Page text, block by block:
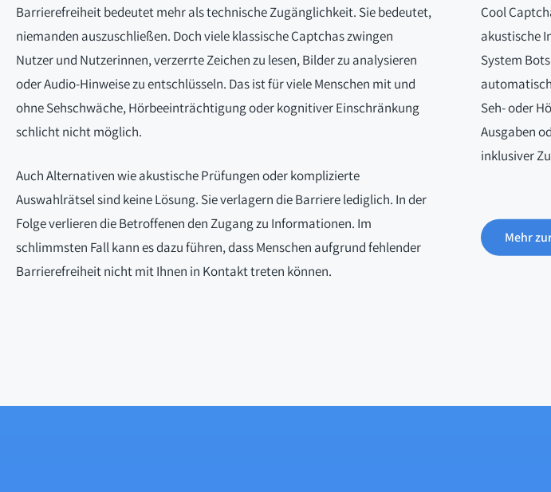
Barrierefreiheit bedeutet mehr als technische Zugänglichkeit. Sie bedeutet,
niemanden auszuschließen. Doch viele klassische Captchas zwingen
Nutzer und Nutzerinnen, verzerrte Zeichen zu lesen, Bilder zu analysieren
oder Audio-Hinweise zu entschlüsseln. Das ist für viele Menschen mit und
ohne Sehschwäche, Hörbeeinträchtigung oder kognitiver Einschränkung
schlicht nicht möglich.
Auch Alternativen wie akustische Prüfungen oder komplizierte
Auswahlrätsel sind keine Lösung. Sie verlagern die Barriere lediglich. In der
Folge verlieren die Betroffenen den Zugang zu Informationen. Im
schlimmsten Fall kann es dazu führen, dass Menschen aufgrund fehlender
Barrierefreiheit nicht mit Ihnen in Kontakt treten können.
Cool
akustische
System
Seh- oder
Ausgaben
inklusiver
Mehr